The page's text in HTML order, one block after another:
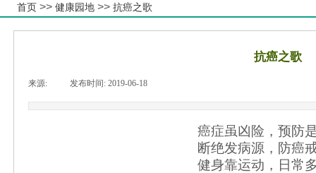
首页 >> 健康园地 >> 抗癌之歌
抗癌之歌
来源: 发布时间: 2019-06-18
癌症虽凶险，预防
断绝发病源，防癌
健身靠运动，日常